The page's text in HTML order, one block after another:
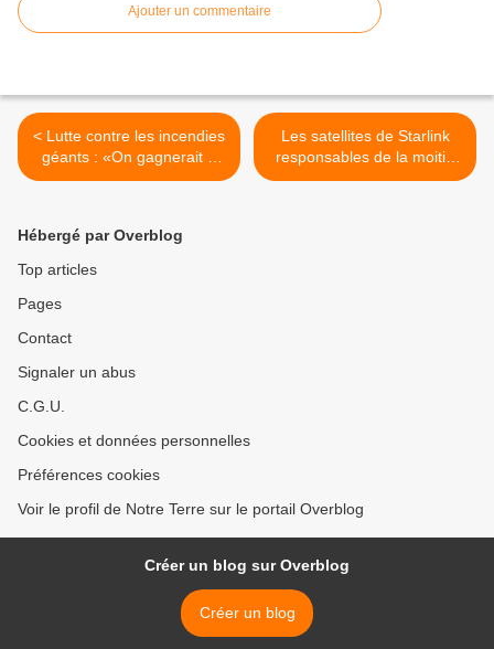
Ajouter un commentaire
< Lutte contre les incendies
géants : «On gagnerait à
construire une flotte
Les satellites de Starlink
responsables de la moitié
des alertes de collision
Hébergé par Overblog
Top articles
Pages
Contact
Signaler un abus
C.G.U.
Cookies et données personnelles
Préférences cookies
Voir le profil de Notre Terre sur le portail Overblog
Créer un blog sur Overblog
Créer un blog